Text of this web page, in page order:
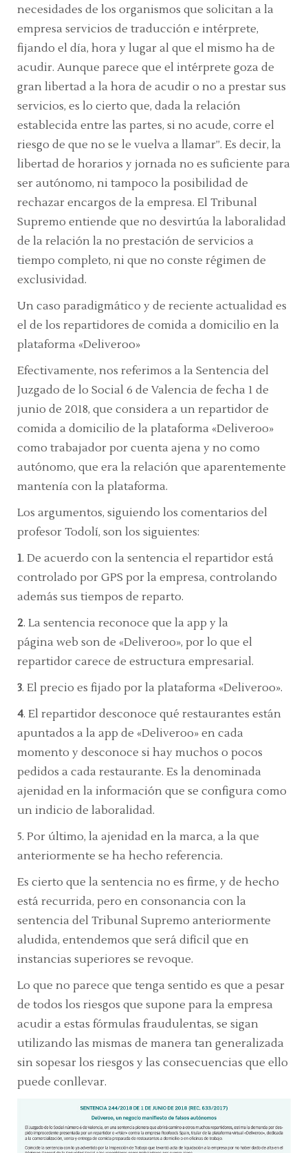
necesidades de los organismos que solicitan a la
empresa servicios de traducción e intérprete,
fijando el día, hora y lugar al que el mismo ha de
acudir. Aunque parece que el intérprete goza de
gran libertad a la hora de acudir o no a prestar sus
servicios, es lo cierto que, dada la relación
establecida entre las partes, si no acude, corre el
riesgo de que no se le vuelva a llamar”. Es decir, la
libertad de horarios y jornada no es suficiente para
ser autónomo, ni tampoco la posibilidad de
rechazar encargos de la empresa. El Tribunal
Supremo entiende que no desvirtúa la laboralidad
de la relación la no prestación de servicios a
tiempo completo, ni que no conste régimen de
exclusividad.
Un caso paradigmático y de reciente actualidad es
el de los repartidores de comida a domicilio en la
plataforma «Deliveroo»
Efectivamente, nos referimos a la Sentencia del
Juzgado de lo Social 6 de Valencia de fecha 1 de
junio de 2018, que considera a un repartidor de
comida a domicilio de la plataforma «Deliveroo»
como trabajador por cuenta ajena y no como
autónomo, que era la relación que aparentemente
mantenía con la plataforma.
Los argumentos, siguiendo los comentarios del
profesor Todolí, son los siguientes:
1. De acuerdo con la sentencia el repartidor está
controlado por GPS por la empresa, controlando
además sus tiempos de reparto.
2. La sentencia reconoce que la app y la
página web son de «Deliveroo», por lo que el
repartidor carece de estructura empresarial.
3. El precio es fijado por la plataforma «Deliveroo».
4. El repartidor desconoce qué restaurantes están
apuntados a la app de «Deliveroo» en cada
momento y desconoce si hay muchos o pocos
pedidos a cada restaurante. Es la denominada
ajenidad en la información que se configura como
un indicio de laboralidad.
5. Por último, la ajenidad en la marca, a la que
anteriormente se ha hecho referencia.
Es cierto que la sentencia no es firme, y de hecho
está recurrida, pero en consonancia con la
sentencia del Tribunal Supremo anteriormente
aludida, entendemos que será difícil que en
instancias superiores se revoque.
Lo que no parece que tenga sentido es que a pesar
de todos los riesgos que supone para la empresa
acudir a estas fórmulas fraudulentas, se sigan
utilizando las mismas de manera tan generalizada
sin sopesar los riesgos y las consecuencias que ello
puede conllevar.